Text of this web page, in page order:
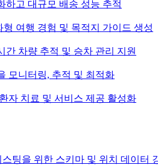
하고 대규모 배송 성능 추적
형 여행 경험 및 목적지 가이드 생성
간 차량 추적 및 승차 관리 지원
모니터링, 추적 및 최적화
자 치료 및 서비스 제공 활성화
스팅을 위한 스키마 및 위치 데이터